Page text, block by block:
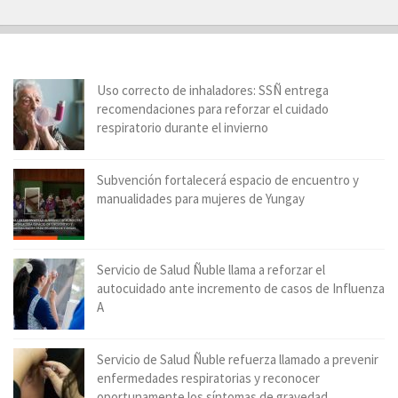
Uso correcto de inhaladores: SSÑ entrega
recomendaciones para reforzar el cuidado
respiratorio durante el invierno
Subvención fortalecerá espacio de encuentro y
manualidades para mujeres de Yungay
Servicio de Salud Ñuble llama a reforzar el
autocuidado ante incremento de casos de Influenza
A
Servicio de Salud Ñuble refuerza llamado a prevenir
enfermedades respiratorias y reconocer